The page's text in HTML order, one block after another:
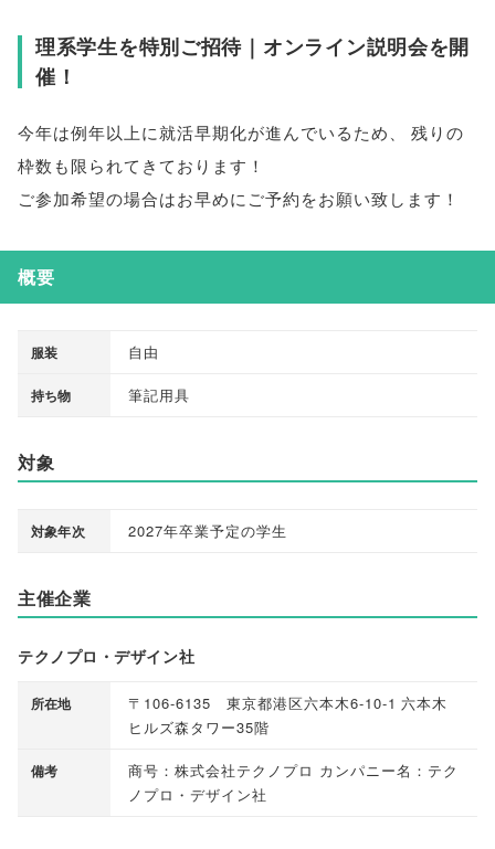
理系学生を特別ご招待｜オンライン説明会を開
催！
今年は例年以上に就活早期化が進んでいるため
残りの
枠数も限られてきております！
ご参加希望の場合はお早めにご予約をお願い致します！
概要
服装 自由
持ち物 筆記用具
対象
対象年次 2027年卒業予定の学生
主催企業
テクノプロ・デザイン社
所在地
〒106-6135 東京都港区六本木6-10-1 六本木
ヒルズ森タワー35階
備考
商号：株式会社テクノプロ カンパニー名：テク
ノプロ・デザイン社